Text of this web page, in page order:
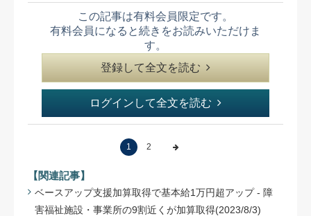
この記事は有料会員限定です。
有料会員になると続きをお読みいただけま
す。
登録して全文を読む
ログインして全文を読む
1 2
【関連記事】
ベースアップ支援加算取得で基本給1万円超アップ - 障
害福祉施設・事業所の9割近くが加算取得(2023/8/3)